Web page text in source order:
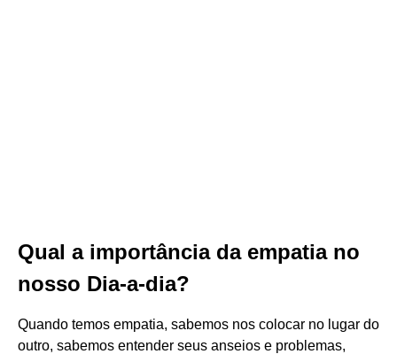
Qual a importância da empatia no
nosso Dia-a-dia?
Quando temos empatia, sabemos nos colocar no lugar do
outro, sabemos entender seus anseios e problemas,